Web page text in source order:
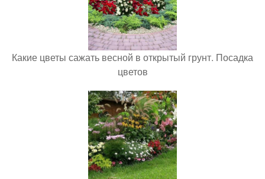
Какие цветы сажать весной в открытый грунт. Посадка
цветов